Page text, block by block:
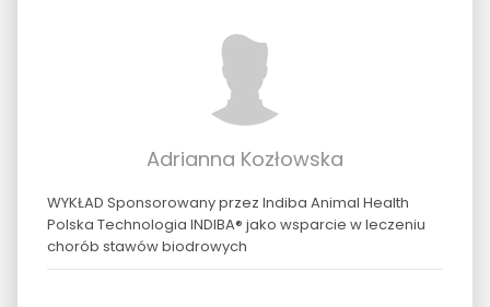
Adrianna Kozłowska
WYKŁAD Sponsorowany przez Indiba Animal Health
Polska Technologia INDIBA® jako wsparcie w leczeniu
chorób stawów biodrowych